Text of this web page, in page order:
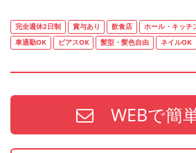
完全週休2日制 賞与あり 飲食店 ホール・キッチ
車通勤OK
ピアスOK 髪型・髪色自由 ネイルOK
WEBで簡